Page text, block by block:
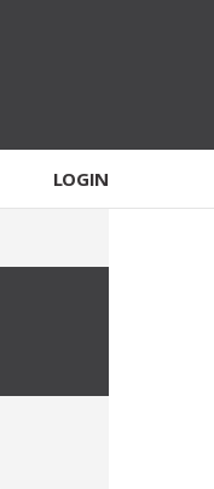
LOGIN